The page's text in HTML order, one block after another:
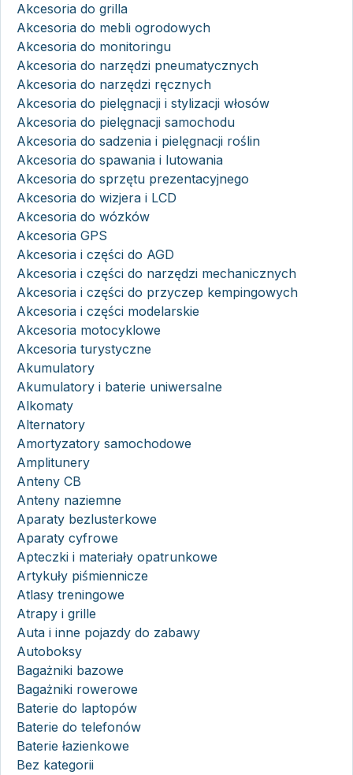
Akcesoria do grilla
Akcesoria do mebli ogrodowych
Akcesoria do monitoringu
Akcesoria do narzędzi pneumatycznych
Akcesoria do narzędzi ręcznych
Akcesoria do pielęgnacji i stylizacji włosów
Akcesoria do pielęgnacji samochodu
Akcesoria do sadzenia i pielęgnacji roślin
Akcesoria do spawania i lutowania
Akcesoria do sprzętu prezentacyjnego
Akcesoria do wizjera i LCD
Akcesoria do wózków
Akcesoria GPS
Akcesoria i części do AGD
Akcesoria i części do narzędzi mechanicznych
Akcesoria i części do przyczep kempingowych
Akcesoria i części modelarskie
Akcesoria motocyklowe
Akcesoria turystyczne
Akumulatory
Akumulatory i baterie uniwersalne
Alkomaty
Alternatory
Amortyzatory samochodowe
Amplitunery
Anteny CB
Anteny naziemne
Aparaty bezlusterkowe
Aparaty cyfrowe
Apteczki i materiały opatrunkowe
Artykuły piśmiennicze
Atlasy treningowe
Atrapy i grille
Auta i inne pojazdy do zabawy
Autoboksy
Bagażniki bazowe
Bagażniki rowerowe
Baterie do laptopów
Baterie do telefonów
Baterie łazienkowe
Bez kategorii